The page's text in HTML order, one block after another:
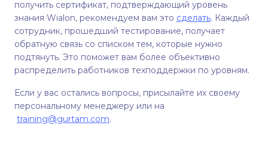
получить сертификат, подтверждающий уровень
знания Wialon, рекомендуем вам это сделать. Каждый
сотрудник, прошедший тестирование, получает
обратную связь со списком тем, которые нужно
подтянуть. Это поможет вам более объективно
распределить работников техподдержки по уровням.
Если у вас остались вопросы, присылайте их своему
персональному менеджеру или на
training@gurtam.com.